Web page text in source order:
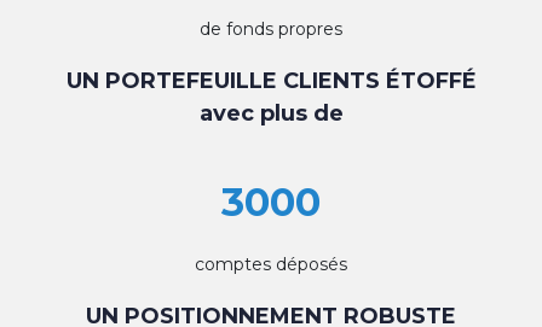
de fonds propres
UN PORTEFEUILLE CLIENTS ÉTOFFÉ
avec plus de
3000
comptes déposés
UN POSITIONNEMENT ROBUSTE